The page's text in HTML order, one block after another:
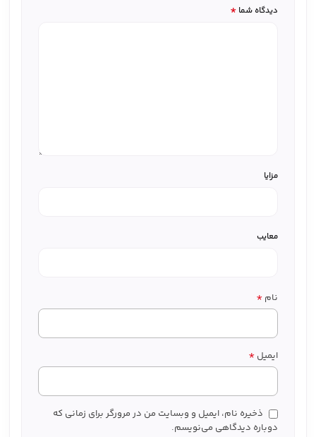
دیدگاه شما *
مزایا
معایب
نام *
ایمیل *
ذخیره نام، ایمیل و وبسایت من در مرورگر برای زمانی که
دوباره دیدگاهی می‌نویسم.